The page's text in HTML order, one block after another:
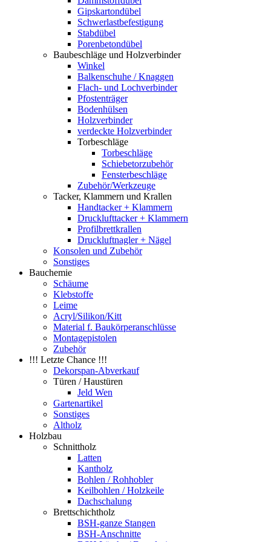
Gipskartondübel
Schwerlastbefestigung
Stabdübel
Porenbetondübel
Baubeschläge und Holzverbinder
Winkel
Balkenschuhe / Knaggen
Flach- und Lochverbinder
Pfostenträger
Bodenhülsen
Holzverbinder
verdeckte Holzverbinder
Torbeschläge
Torbeschläge
Schiebetorzubehör
Fensterbeschläge
Zubehör/Werkzeuge
Tacker, Klammern und Krallen
Handtacker + Klammern
Drucklufttacker + Klammern
Profilbrettkrallen
Druckluftnagler + Nägel
Konsolen und Zubehör
Sonstiges
Bauchemie
Schäume
Klebstoffe
Leime
Acryl/Silikon/Kitt
Material f. Baukörperanschlüsse
Montagepistolen
Zubehör
!!! Letzte Chance !!!
Dekorspan-Abverkauf
Türen / Haustüren
Jeld Wen
Gartenartikel
Sonstiges
Altholz
Holzbau
Schnittholz
Latten
Kantholz
Bohlen / Rohhobler
Keilbohlen / Holzkeile
Dachschalung
Brettschichtholz
BSH-ganze Stangen
BSH-Anschnitte